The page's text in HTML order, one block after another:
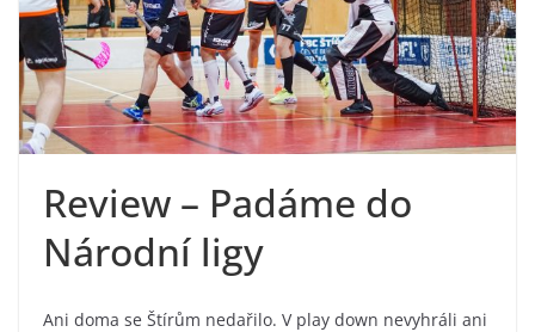
Review – Padáme do
Národní ligy
Ani doma se Štírům nedařilo. V play down nevyhráli ani